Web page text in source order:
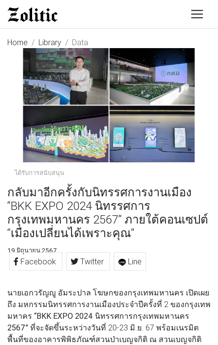
Home Library Data
ได้รับการสนับสนุน
กลับมาอีกครั้งกับนิทรรศการงานเมือง
“BKK EXPO 2024 นิทรรศการ
กรุงเทพมหานคร 2567” ภายใต้คอนเซปต์
“เมืองเปลี่ยนได้เพราะคุณ”
19 มิถุนายน 2567
Facebook Twitter Line
นายเอกวรัญญู อัมระปาล โฆษกของกรุงเทพมหานคร เปิดเผย
ถึง มหกรรมนิทรรศการงานเมืองประจำปีครั้งที่ 2 ของกรุงเทพ
มหาคร “BKK EXPO 2024 นิทรรศการกรุงเทพมหานคร
2567” ที่จะจัดขึ้นระหว่างวันที่ 20-23 มิ.ย. 67 พร้อมเนรมิต
พื้นที่ของอาคารพิพิธภัณฑ์สวนป่าเบญจกิติ ณ สวนเบญจกิติ